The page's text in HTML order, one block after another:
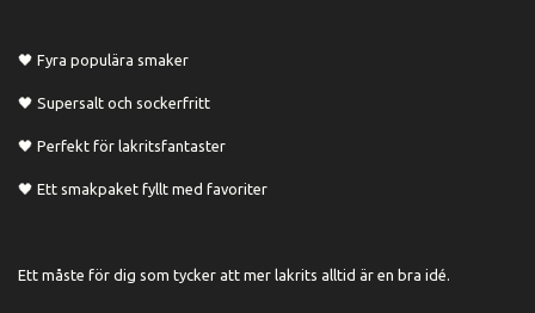
🖤 Fyra populära smaker
🖤 Supersalt och sockerfritt
🖤 Perfekt för lakritsfantaster
🖤 Ett smakpaket fyllt med favoriter
Ett måste för dig som tycker att mer lakrits alltid är en bra idé.